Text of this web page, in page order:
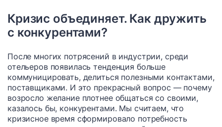
Кризис объединяет. Как дружить
с конкурентами?
После многих потрясений в индустрии, среди
отельеров появилась тенденция больше
коммуницировать, делиться полезными контактами,
поставщиками. И это прекрасный вопрос — почему
возросло желание плотнее общаться со своими,
казалось бы, конкурентами. Мы считаем, что
кризисное время сформировало потребность